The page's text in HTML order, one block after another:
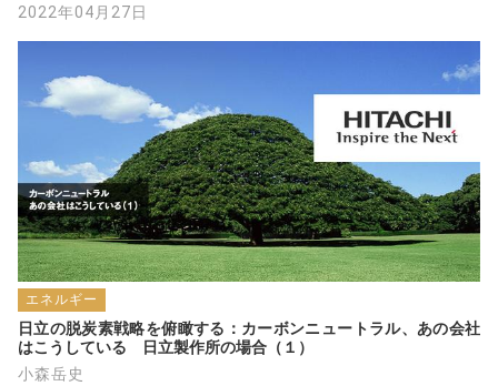
2022年04月27日
エネルギー
日立の脱炭素戦略を俯瞰する：カーボンニュートラル、あの会社
はこうしている　日立製作所の場合（１）
小森岳史